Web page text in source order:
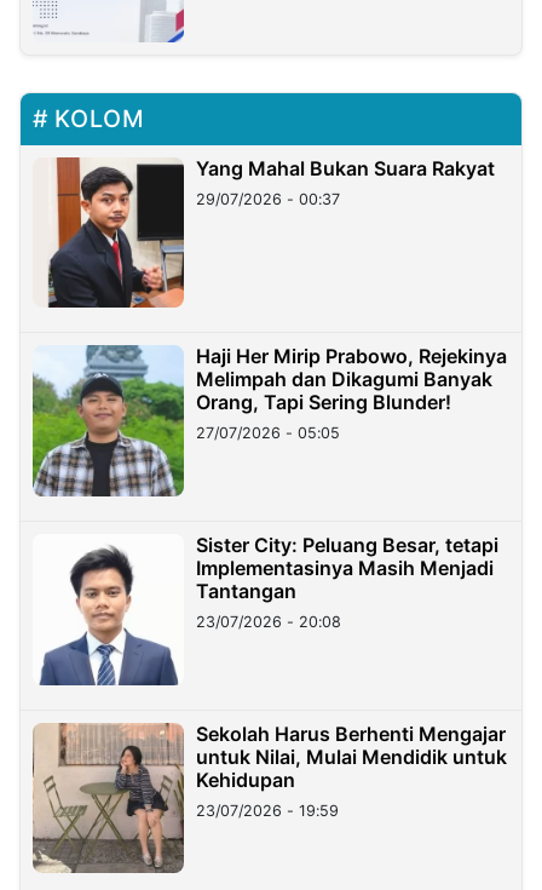
KOLOM
Yang Mahal Bukan Suara Rakyat
29/07/2026 - 00:37
Haji Her Mirip Prabowo, Rejekinya
Melimpah dan Dikagumi Banyak
Orang, Tapi Sering Blunder!
27/07/2026 - 05:05
Sister City: Peluang Besar, tetapi
Implementasinya Masih Menjadi
Tantangan
23/07/2026 - 20:08
Sekolah Harus Berhenti Mengajar
untuk Nilai, Mulai Mendidik untuk
Kehidupan
23/07/2026 - 19:59